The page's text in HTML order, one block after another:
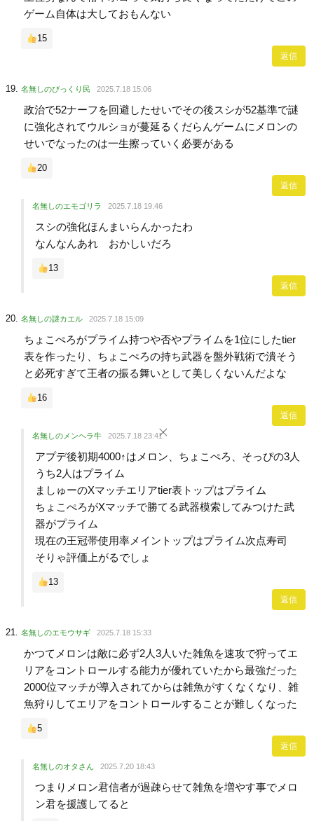
ゲーム自体は大しておもんない
15
返信
名無しのびっくり民 2025.7.18 15:06
政治で52ナーフを回避したせいでその後スシが52基準で謎
に強化されてウルショが蔓延るくだらんゲームにメロンの
せいでなったのは一生擦っていく必要がある
20
返信
名無しのエモゴリラ 2025.7.18 19:46
スシの強化ほんまいらんかったわ
なんなんあれ おかしいだろ
13
返信
名無しの謎カエル 2025.7.18 15:09
ちょこぺろがプライム持つや否やプライムを1位にしたtier
表を作ったり、ちょこぺろの持ち武器を盤外戦術で潰そう
と必死すぎて王者の振る舞いとして美しくないんだよな
16
返信
名無しのメンヘラ牛 2025.7.18 23:41
アプデ後初期4000↑はメロン、ちょこぺろ、そっぴの3人
うち2人はプライム
ましゅーのXマッチエリアtier表トップはプライム
ちょこぺろがXマッチで勝てる武器模索してみつけた武
器がプライム
現在の王冠帯使用率メイントップはプライム次点寿司
そりゃ評価上がるでしょ
13
返信
名無しのエモウサギ 2025.7.18 15:33
かつてメロンは敵に必ず2人3人いた雑魚を速攻で狩ってエ
リアをコントロールする能力が優れていたから最強だった
2000位マッチが導入されてからは雑魚がすくなくなり、雑
魚狩りしてエリアをコントロールすることが難しくなった
5
返信
名無しのオタさん 2025.7.20 18:43
つまりメロン君信者が過疎らせて雑魚を増やす事でメロ
ン君を援護してると